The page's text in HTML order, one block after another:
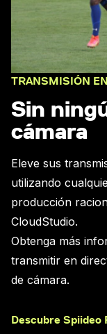
TRANSMISIÓN
Sin
cámara
Eleve sus
utilizando
producción
CloudStudio.
Obtenga más
transmitir en
de cámara.
Descubre Spiideo